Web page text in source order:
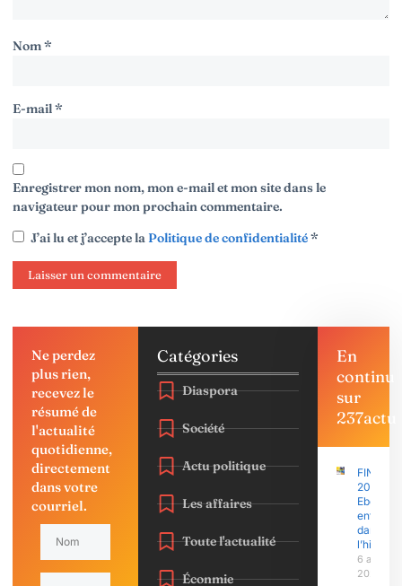
Nom*
E-mail*
Enregistrer mon nom, mon e-mail et mon site dans le
navigateur pour mon prochain commentaire.
J’ai lu et j’accepte laPolitique de confidentialité*
Ne perdez
plus rien,
recevez le
résumé de
l'actualité
quotidienne,
directement
dans votre
courriel.
Catégories
Diaspora
Société
Actu politique
Les affaires
Toute l'actualité
Éconmie
En
continu
sur
237actu
FINAJU
2026 :
Ebolowa
entre
dans
l’histoire
6 août
2026